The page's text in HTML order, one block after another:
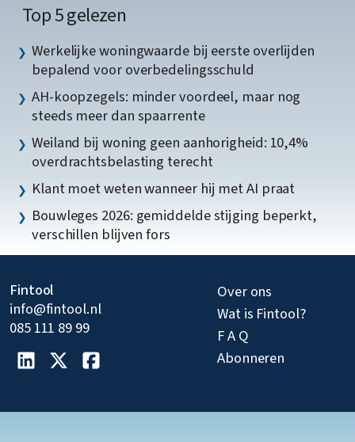
Top 5 gelezen
Werkelijke woningwaarde bij eerste overlijden
bepalend voor overbedelingsschuld
AH-koopzegels: minder voordeel, maar nog
steeds meer dan spaarrente
Weiland bij woning geen aanhorigheid: 10,4%
overdrachtsbelasting terecht
Klant moet weten wanneer hij met AI praat
Bouwleges 2026: gemiddelde stijging beperkt,
verschillen blijven fors
Fintool
info@fintool.nl
085 111 89 99
Over ons
Wat is Fintool?
F A Q
Abonneren